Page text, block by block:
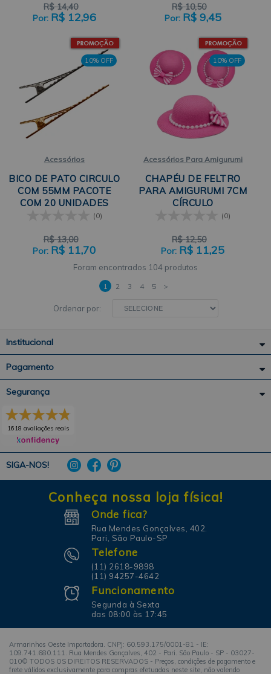
R$ 14,40
R$ 12,96
R$ 10,50
R$ 9,45
10% OFF
Acessórios
BICO DE PATO CIRCULO
COM 55MM PACOTE
COM 20 UNIDADES
(0)
R$ 13,00
R$ 11,70
10% OFF
Acessórios Para Amigurumi
CHAPÉU DE FELTRO
PARA AMIGURUMI 7CM
CÍRCULO
(0)
R$ 12,50
R$ 11,25
104 produtos
Ordenar por:
1 2 3 4 5 >
Institucional
Pagamento
SIGA-NOS!
Segurança
1618 avaliações reais
Conheça nossa loja física!
Onde fica?
Rua Mendes Gonçalves, 402.
Pari, São Paulo-SP
Telefone
(11) 2618-9898
(11) 94257-4642
Funcionamento
Segunda à Sexta
das 08:00 às 17:45
Armarinhos Oeste Importadora. CNPJ: 60.593.175/0001-81 - IE:
109.741.680.111. Rua Mendes Gonçalves, 402 - Pari. São Paulo - SP - 03027-
010© TODOS OS DIREITOS RESERVADOS - Preços, condições de pagamento e
frete válidos exclusivamente para compras efetuadas neste site, não valendo